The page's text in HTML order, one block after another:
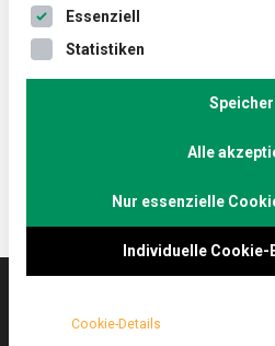
Potentielles Hindernis zum
ohne Käse ist möglich, aber
up Formo gesprochen, die
lebensmittelmagazin
Es folgt eine Liste der
Essenziell
Statistiken
Alle
Nur essenzielle
Individuelle Cookie-
Cookie-Details